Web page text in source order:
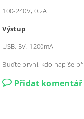
100-240V, 0.2A
Výstup
USB, 5V, 1200mA
Buďte první, kdo napíše
Přidat komentář